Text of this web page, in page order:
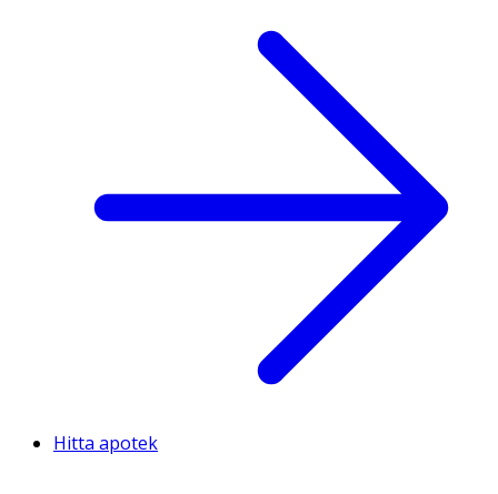
Hitta apotek